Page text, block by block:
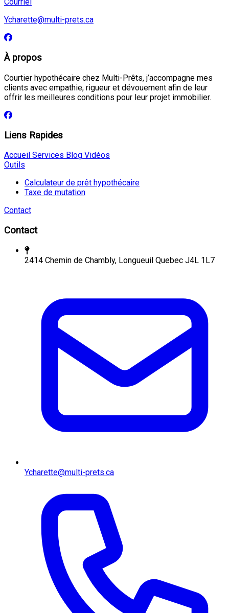
Courriel
Ycharette@multi-prets.ca
À propos
Courtier hypothécaire chez Multi-Prêts, j’accompagne mes
clients avec empathie, rigueur et dévouement afin de leur
offrir les meilleures conditions pour leur projet immobilier.
Liens Rapides
Accueil Services Blog Vidéos
Outils
Calculateur de prêt hypothécaire
Taxe de mutation
Contact
Contact
2414 Chemin de Chambly, Longueuil Quebec J4L 1L7
Ycharette@multi-prets.ca